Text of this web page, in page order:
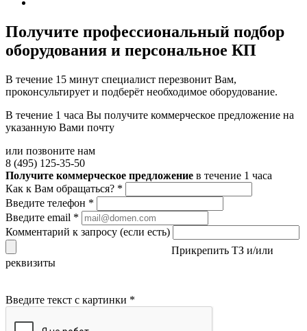
Получите профессиональный подбор
оборудования и персональное КП
В течение 15 минут специалист перезвонит Вам,
проконсультирует и подберёт необходимое оборудование.
В течение 1 часа Вы получите коммерческое предложение на
указанную Вами почту
или позвоните нам
8 (495) 125-35-50
Получите коммерческое предложение в течение 1 часа
Как к Вам обращаться? *
Введите телефон *
Введите email *
Комментарий к запросу (если есть)
Прикрепить ТЗ и/или
реквизиты
Введите текст с картинки *